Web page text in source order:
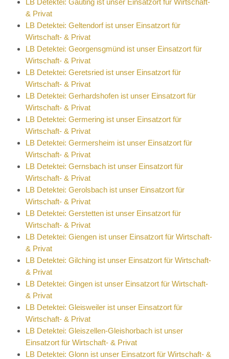
& Privat
LB Detektei: Geltendorf ist unser Einsatzort für
Wirtschaft- & Privat
LB Detektei: Georgensgmünd ist unser Einsatzort für
Wirtschaft- & Privat
LB Detektei: Geretsried ist unser Einsatzort für
Wirtschaft- & Privat
LB Detektei: Gerhardshofen ist unser Einsatzort für
Wirtschaft- & Privat
LB Detektei: Germering ist unser Einsatzort für
Wirtschaft- & Privat
LB Detektei: Germersheim ist unser Einsatzort für
Wirtschaft- & Privat
LB Detektei: Gernsbach ist unser Einsatzort für
Wirtschaft- & Privat
LB Detektei: Gerolsbach ist unser Einsatzort für
Wirtschaft- & Privat
LB Detektei: Gerstetten ist unser Einsatzort für
Wirtschaft- & Privat
LB Detektei: Giengen ist unser Einsatzort für Wirtschaft-
& Privat
LB Detektei: Gilching ist unser Einsatzort für Wirtschaft-
& Privat
LB Detektei: Gingen ist unser Einsatzort für Wirtschaft-
& Privat
LB Detektei: Gleisweiler ist unser Einsatzort für
Wirtschaft- & Privat
LB Detektei: Gleiszellen-Gleishorbach ist unser
Einsatzort für Wirtschaft- & Privat
LB Detektei: Glonn ist unser Einsatzort für Wirtschaft- &